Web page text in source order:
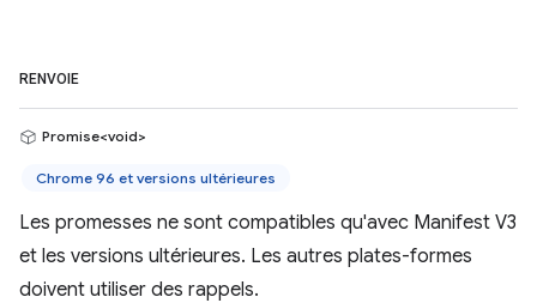
RENVOIE
Promise<void>
Chrome 96 et versions ultérieures
Les promesses ne sont compatibles qu'avec Manifest V3
et les versions ultérieures. Les autres plates-formes
doivent utiliser des rappels.